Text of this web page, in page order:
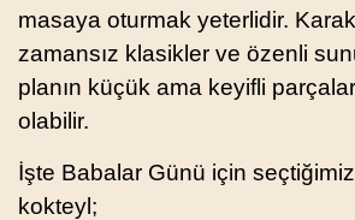
masaya oturmak yeterlidir.
zamansız klasikler ve özenli
planın küçük ama keyifli
olabilir.
İşte Babalar Günü için
kokteyl;